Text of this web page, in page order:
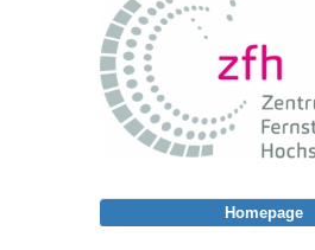
Homepage